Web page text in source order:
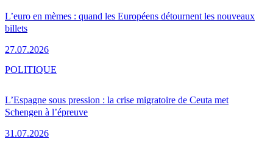
L’euro en mèmes : quand les Européens détournent les nouveaux
billets
27.07.2026
L’Espagne sous pression : la crise migratoire de Ceuta met
Schengen à l’épreuve
31.07.2026
POLITIQUE